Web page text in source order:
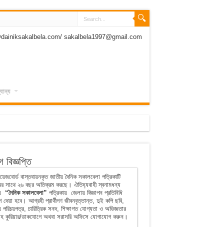
sakalbela1997@gmail.com
বিজ্ঞপ্তি
বাস্তবায়নকৃত জাতীয় দৈনিক সকালবেলা পত্রিকাটি
সাথে ২৬ বছর অতিক্রম করছে। ঐতিহ্যবাহী স্বনামধন্য
“দৈনিক সকালবেলা” পত্রিকায় জেলায় বিজ্ঞাপন প্রতিনিধি
দেয়া হবে। আগ্রহী প্রার্থীগণ জীবনবৃত্তান্ত, দুই কপি ছবি,
পরিচয়পত্র, চারিত্রিক সনদ, শিক্ষাগত যোগ্যতা ও অভিজ্ঞতার
কুরিয়ার/ডাকযোগে অথবা সরাসরি অফিসে যোগাযোগ করুন।